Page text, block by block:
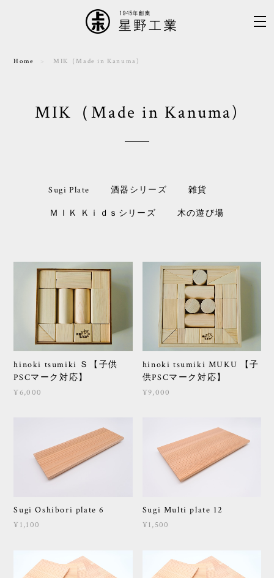
Home MIK（Made in Kanuma)
MIK（Made in Kanuma)
Sugi Plate 酒器シリーズ 雑貨
ＭＩＫ Ｋｉｄｓシリーズ 木の遊び場
hinoki tsumiki Ｓ【子供
PSCマーク対応】
¥6,000
hinoki tsumiki MUKU 【子
供PSCマーク対応】
¥9,000
Sugi Oshibori plate 6
¥1,100
Sugi Multi plate 12
¥1,500